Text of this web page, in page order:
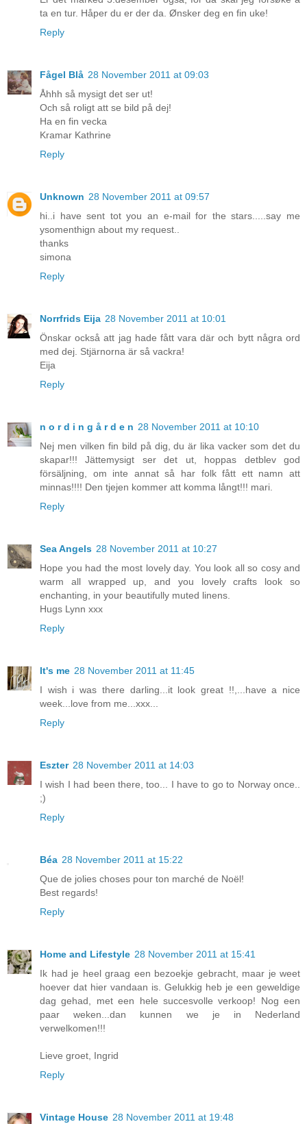
ta en tur. Håper du er der da. Ønsker deg en fin uke!
Reply
Fågel Blå 28 November 2011 at 09:03
Åhhh så mysigt det ser ut!
Och så roligt att se bild på dej!
Ha en fin vecka
Kramar Kathrine
Reply
Unknown 28 November 2011 at 09:57
hi..i have sent tot you an e-mail for the stars.....say me
ysomenthign about my request..
thanks
simona
Reply
Norrfrids Eija 28 November 2011 at 10:01
Önskar också att jag hade fått vara där och bytt några ord
med dej. Stjärnorna är så vackra!
Eija
Reply
n o r d i n g å r d e n 28 November 2011 at 10:10
Nej men vilken fin bild på dig, du är lika vacker som det du
skapar!!! Jättemysigt ser det ut, hoppas detblev god
försäljning, om inte annat så har folk fått ett namn att
minnas!!!! Den tjejen kommer att komma långt!!! mari.
Reply
Sea Angels 28 November 2011 at 10:27
Hope you had the most lovely day. You look all so cosy and
warm all wrapped up, and you lovely crafts look so
enchanting, in your beautifully muted linens.
Hugs Lynn xxx
Reply
It's me 28 November 2011 at 11:45
I wish i was there darling...it look great !!,...have a nice
week...love from me...xxx...
Reply
Eszter 28 November 2011 at 14:03
I wish I had been there, too... I have to go to Norway once..
;)
Reply
Béa 28 November 2011 at 15:22
Que de jolies choses pour ton marché de Noël!
Best regards!
Reply
Home and Lifestyle 28 November 2011 at 15:41
Ik had je heel graag een bezoekje gebracht, maar je weet
hoever dat hier vandaan is. Gelukkig heb je een geweldige
dag gehad, met een hele succesvolle verkoop! Nog een
paar weken...dan kunnen we je in Nederland
verwelkomen!!!
Lieve groet, Ingrid
Reply
Vintage House 28 November 2011 at 19:48